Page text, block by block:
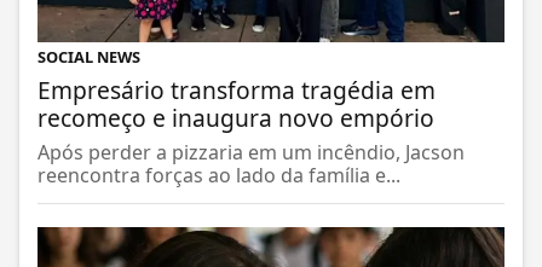
SOCIAL NEWS
Empresário transforma tragédia em
recomeço e inaugura novo empório
Após perder a pizzaria em um incêndio, Jacson
reencontra forças ao lado da família e...